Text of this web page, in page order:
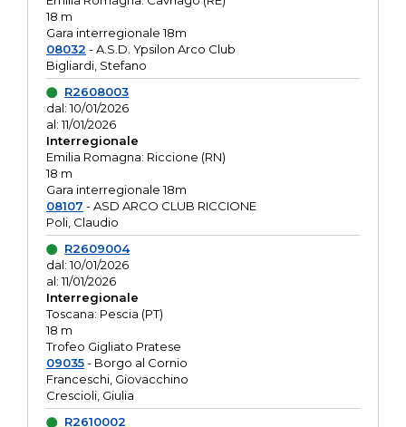
18 m
Gara interregionale 18m
08032 - A.S.D. Ypsilon Arco Club
Bigliardi, Stefano
R2608003
dal: 10/01/2026
al: 11/01/2026
Interregionale
Emilia Romagna: Riccione (RN)
18 m
Gara interregionale 18m
08107 - ASD ARCO CLUB RICCIONE
Poli, Claudio
R2609004
dal: 10/01/2026
al: 11/01/2026
Interregionale
Toscana: Pescia (PT)
18 m
Trofeo Gigliato Pratese
09035- Borgo al Cornio
Franceschi, Giovacchino
Crescioli, Giulia
R2610002